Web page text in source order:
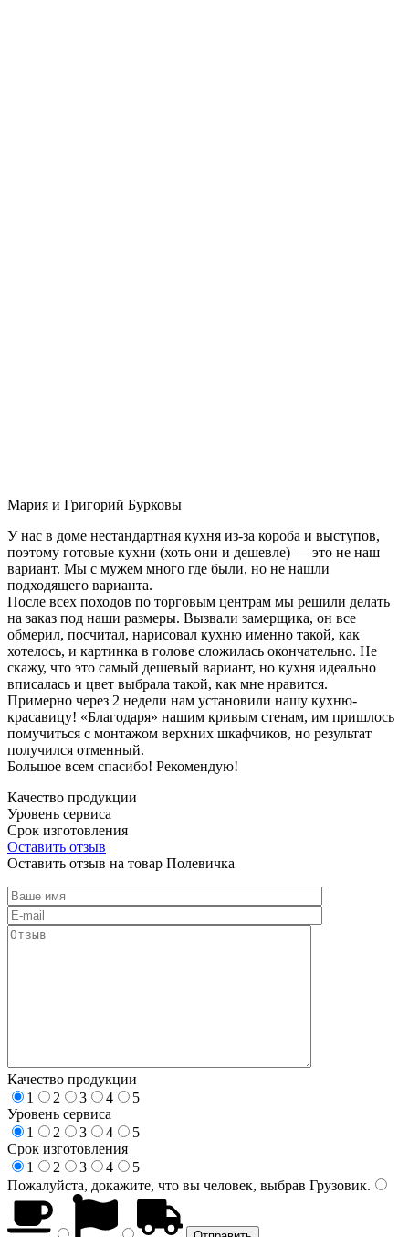
Мария и Григорий Бурковы
У нас в доме нестандартная кухня из-за короба и выступов,
поэтому готовые кухни (хоть они и дешевле) — это не наш
вариант. Мы с мужем много где были, но не нашли
подходящего варианта.
После всех походов по торговым центрам мы решили делать
на заказ под наши размеры. Вызвали замерщика, он все
обмерил, посчитал, нарисовал кухню именно такой, как
хотелось, и картинка в голове сложилась окончательно. Не
скажу, что это самый дешевый вариант, но кухня идеально
вписалась и цвет выбрала такой, как мне нравится.
Примерно через 2 недели нам установили нашу кухню-
красавицу! «Благодаря» нашим кривым стенам, им пришлось
помучиться с монтажом верхних шкафчиков, но результат
получился отменный.
Большое всем спасибо! Рекомендую!
Качество продукции
Уровень сервиса
Срок изготовления
Оставить отзыв
Оставить отзыв на товар Полевичка
Качество продукции
1
2 3 4
5
Уровень сервиса
1
2 3 4
5
Срок изготовления
1
2 3 4
5
Пожалуйста, докажите, что вы человек, выбрав Грузовик.